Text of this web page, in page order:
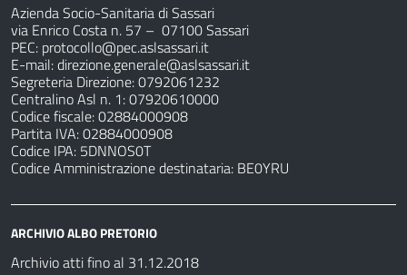
Azienda Socio-Sanitaria di Sassari
via Enrico Costa n. 57 – 07100 Sassari
PEC: protocollo@pec.aslsassari.it
E-mail:direzione.generale@aslsassari.it
Segreteria Direzione: 0792061232
Centralino Asl n. 1: 07920610000
Codice fiscale: 02884000908
Partita IVA: 02884000908
Codice IPA: 5DNNOS0T
Codice Amministrazione destinataria: BE0YRU
ARCHIVIO ALBO PRETORIO
Archivio atti fino al 31.12.2018